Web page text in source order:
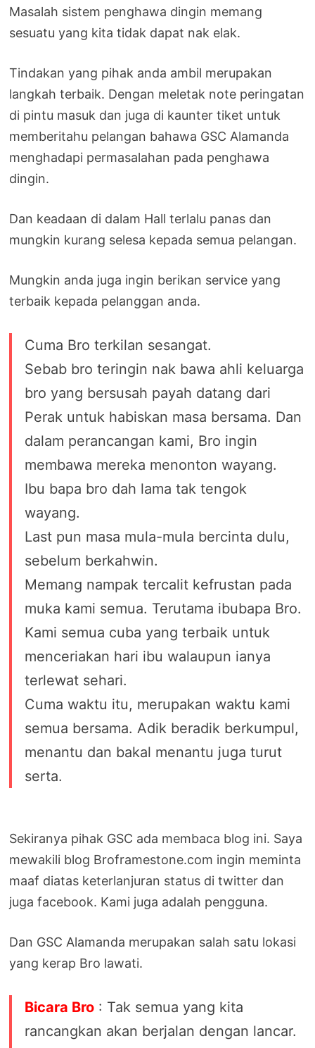
Masalah sistem penghawa dingin memang
sesuatu yang kita tidak dapat nak elak.
Tindakan yang pihak anda ambil merupakan
langkah terbaik. Dengan meletak note peringatan
di pintu masuk dan juga di kaunter tiket untuk
memberitahu pelangan bahawa GSC Alamanda
menghadapi permasalahan pada penghawa
dingin.
Dan keadaan di dalam Hall terlalu panas dan
mungkin kurang selesa kepada semua pelangan.
Mungkin anda juga ingin berikan service yang
terbaik kepada pelanggan anda.
Cuma Bro terkilan sesangat.
Sebab bro teringin nak bawa ahli keluarga
bro yang bersusah payah datang dari
Perak untuk habiskan masa bersama. Dan
dalam perancangan kami, Bro ingin
membawa mereka menonton wayang.
Ibu bapa bro dah lama tak tengok
wayang.
Last pun masa mula-mula bercinta dulu,
sebelum berkahwin.
Memang nampak tercalit kefrustan pada
muka kami semua. Terutama ibubapa Bro.
Kami semua cuba yang terbaik untuk
menceriakan hari ibu walaupun ianya
terlewat sehari.
Cuma waktu itu, merupakan waktu kami
semua bersama. Adik beradik berkumpul,
menantu dan bakal menantu juga turut
serta.
Sekiranya pihak GSC ada membaca blog ini. Saya
mewakili blog Broframestone.com ingin meminta
maaf diatas keterlanjuran status di twitter dan
juga facebook. Kami juga adalah pengguna.
Dan GSC Alamanda merupakan salah satu lokasi
yang kerap Bro lawati.
Bicara Bro : Tak semua yang kita
rancangkan akan berjalan dengan lancar.